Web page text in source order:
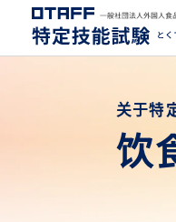
关于特
饮